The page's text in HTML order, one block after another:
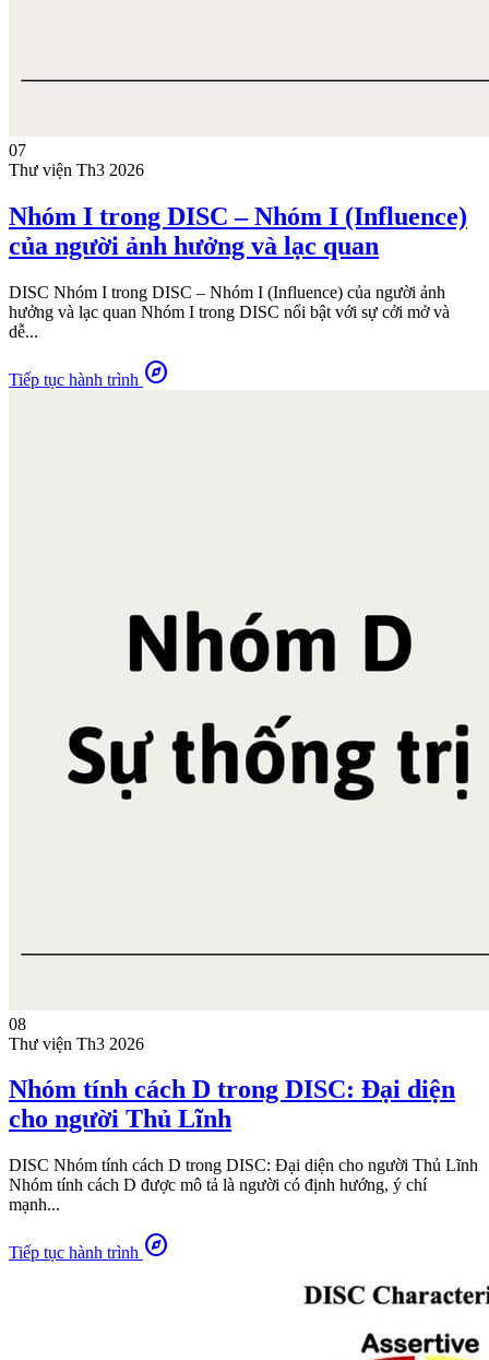
07
Thư viện Th3 2026
Nhóm I trong DISC – Nhóm I (Influence)
của người ảnh hưởng và lạc quan
DISC Nhóm I trong DISC – Nhóm I (Influence) của người ảnh
hưởng và lạc quan Nhóm I trong DISC nổi bật với sự cởi mở và
dễ...
Tiếp tục hành trình explore
08
Thư viện Th3 2026
Nhóm tính cách D trong DISC: Đại diện
cho người Thủ Lĩnh
DISC Nhóm tính cách D trong DISC: Đại diện cho người Thủ Lĩnh
Nhóm tính cách D được mô tả là người có định hướng, ý chí
mạnh...
Tiếp tục hành trình explore